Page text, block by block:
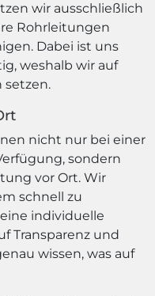
wir ausschließlich
Rohrleitungen
Dabei ist uns
weshalb wir auf
nicht nur bei einer
sondern
vor Ort. Wir
schnell zu
individuelle
Transparenz und
wissen, was auf